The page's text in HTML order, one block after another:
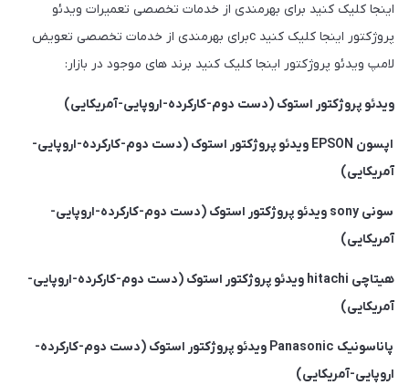
اینجا کلیک کنید برای بهرمندی از خدمات تخصصی تعمیرات ویدئو
پروژکتور اینجا کلیک کنید cبرای بهرمندی از خدمات تخصصی تعویض
لامپ ویدئو پروژکتور اینجا کلیک کنید برند های موجود در بازار:
ویدئو پروژکتور استوک (دست دوم-کارکرده-اروپایی-آمریکایی)
اپسون EPSON ویدئو پروژکتور استوک (دست دوم-کارکرده-اروپایی-
آمریکایی)
سونی sony ویدئو پروژکتور استوک (دست دوم-کارکرده-اروپایی-
آمریکایی)
هیتاچی hitachi ویدئو پروژکتور استوک (دست دوم-کارکرده-اروپایی-
آمریکایی)
پاناسونیک Panasonic ویدئو پروژکتور استوک (دست دوم-کارکرده-
اروپایی-آمریکایی)